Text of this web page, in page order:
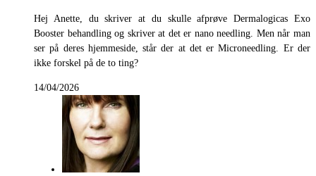
Hej Anette, du skriver at du skulle afprøve Dermalogicas Exo
Booster behandling og skriver at det er nano needling. Men når man
ser på deres hjemmeside, står der at det er Microneedling. Er der
ikke forskel på de to ting?
14/04/2026